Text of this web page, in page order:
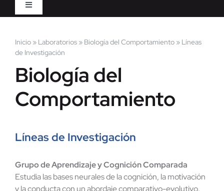
Toggle
Navigation
Líneas de Investigación
Blog
Inicio» Laboratorios» Biología del Comportamiento» Líneas
de Investigación
Biología del
Comportamiento
Líneas de Investigación
Grupo de Aprendizaje y Cognición Comparada
Estudia las bases neurales de la cognición, la motivación
y la conducta con un abordaje comparativo-evolutivo.